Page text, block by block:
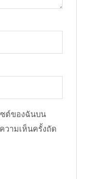
ซต์ของฉันบน
วามเห็นครั้งถัด